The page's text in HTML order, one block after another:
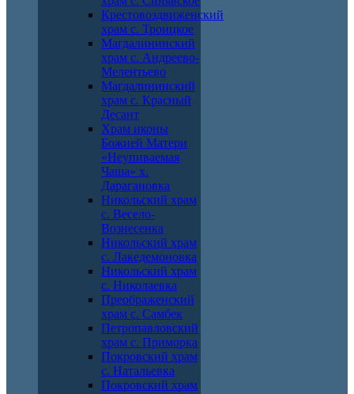
Крестовоздвиженский
храм с. Троицкое
Магдалининский
храм с. Андреево-
Мелентьево
Магдалининский
храм с. Красный
Десант
Храм иконы
Божией Матери
«Неупиваемая
Чаша» х.
Дарагановка
Никольский храм
с. Весело-
Вознесенка
Никольский храм
с. Лакедемоновка
Никольский храм
с. Николаевка
Преображенский
храм с. Самбек
Петропавловский
храм с. Приморка
Покровский храм
с. Натальевка
Покровский храм